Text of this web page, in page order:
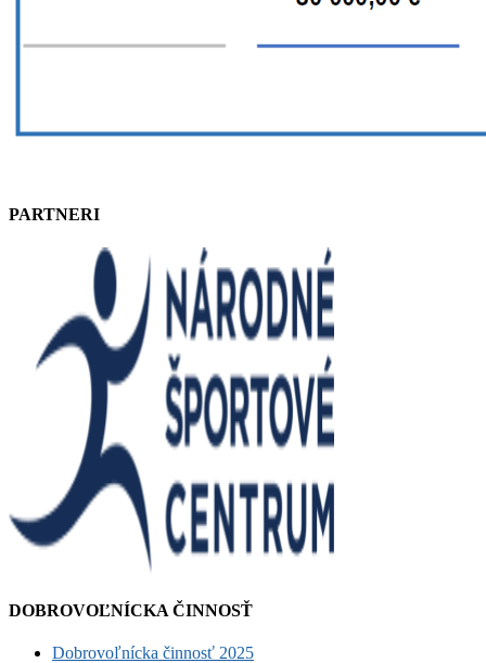
PARTNERI
DOBROVOĽNÍCKA ČINNOSŤ
Dobrovoľnícka činnosť 2025